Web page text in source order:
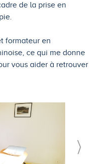
de la prise en
formateur en
ce qui me donne
vous aider à retrouver